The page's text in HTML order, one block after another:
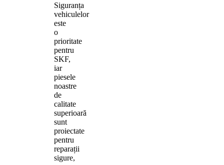
Siguranța
vehiculelor
este
o
prioritate
pentru
SKF,
iar
piesele
noastre
de
calitate
superioară
sunt
proiectate
pentru
reparații
sigure,